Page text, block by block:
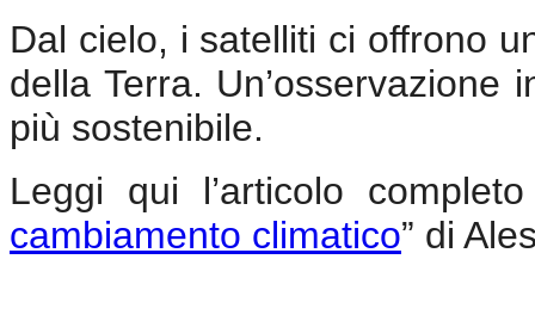
Dal cielo, i satelliti ci offrono
della Terra.
più sostenibile.
Leggi qui l’articolo
cambiamento climatico” di